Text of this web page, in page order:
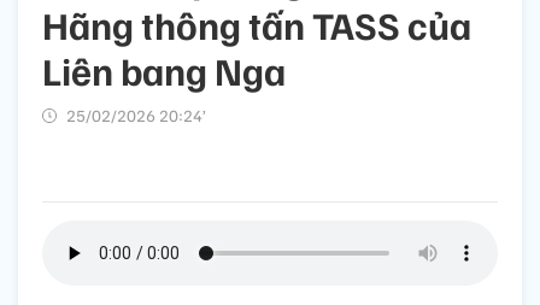
Hãng thông tấn TASS của
Liên bang Nga
25/02/2026 20:24’